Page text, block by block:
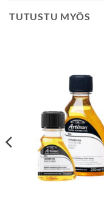
TUTUSTU MYÖS